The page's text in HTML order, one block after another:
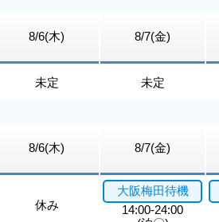
8/6(木) 8/7(金)
未定 未定
8/6(木) 8/7(金)
休み
大阪梅田待機
14:00-24:00